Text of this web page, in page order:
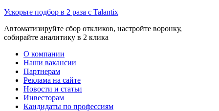
Ускорьте подбор в 2 раза с Talantix
Автоматизируйте сбор откликов, настройте воронку,
собирайте аналитику в 2 клика
О компании
Наши вакансии
Партнерам
Реклама на сайте
Новости и статьи
Инвесторам
Кандидаты по профессиям